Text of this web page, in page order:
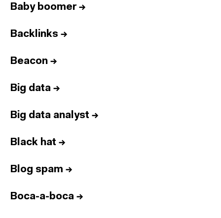
Baby boomer→
Backlinks →
Beacon →
Big data →
Big data analyst →
Black hat →
Blog spam →
Boca-a-boca →